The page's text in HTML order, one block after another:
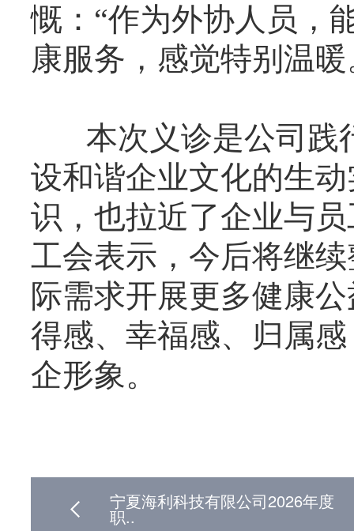
慨：“作为外协人员，
康服务，感觉特别温暖
本次义诊是公司践
设和谐企业文化的生
识，也拉近了企业与
工会表示，今后将继
际需求开展更多健康
得感、幸福感、归属
企形象。
宁夏海利科技有限公司2026年度
职..